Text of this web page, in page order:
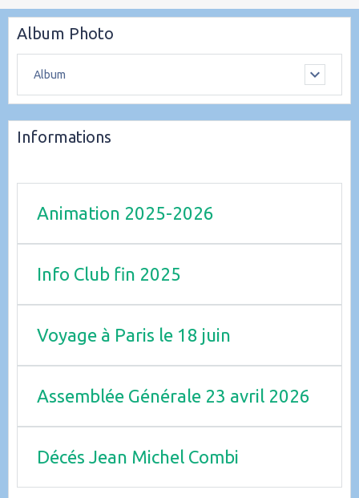
Album Photo
Album
Informations
Animation 2025-2026
Info Club fin 2025
Voyage à Paris le 18 juin
Assemblée Générale 23 avril 2026
Décés Jean Michel Combi